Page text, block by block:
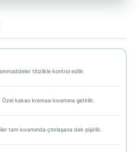
titizlikle kontrol edilir.
Özel kakao kreması kıvamına getirilir.
tam kıvamında çıtırlaşana dek pişirilir.